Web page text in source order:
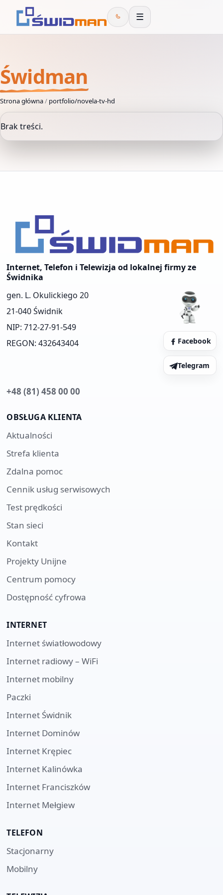
☰
Świdman
Strona główna/ portfolio/novela-tv-hd
Brak treści.
Internet, Telefon i Telewizja od lokalnej firmy ze
Świdnika
gen. L. Okulickiego 20
21-040 Świdnik
NIP: 712-27-91-549
REGON: 432643404
Facebook
Telegram
+48 (81) 458 00 00
OBSŁUGA KLIENTA
Aktualności
Strefa klienta
Zdalna pomoc
Cennik usług serwisowych
Test prędkości
Stan sieci
Kontakt
Projekty Unijne
Centrum pomocy
Dostępność cyfrowa
INTERNET
Internet światłowodowy
Internet radiowy – WiFi
Internet mobilny
Paczki
Internet Świdnik
Internet Dominów
Internet Krępiec
Internet Kalinówka
Internet Franciszków
Internet Mełgiew
TELEFON
Stacjonarny
Mobilny